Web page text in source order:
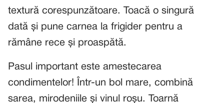
textură corespunzătoare. Toacă o singură
dată și pune carnea la frigider pentru a
rămâne rece și proaspătă.
Pasul important este amestecarea
condimentelor! Într-un bol mare, combină
sarea, mirodeniile și vinul roșu. Toarnă